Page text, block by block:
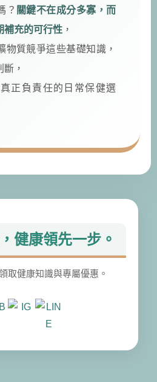
？ 關鍵不在成分多寡，而
補充的可行性 ，
物質競爭這些基礎知識，
，
正負責任的日常保健選
健康領先一步。
取健康知識與專屬優惠。